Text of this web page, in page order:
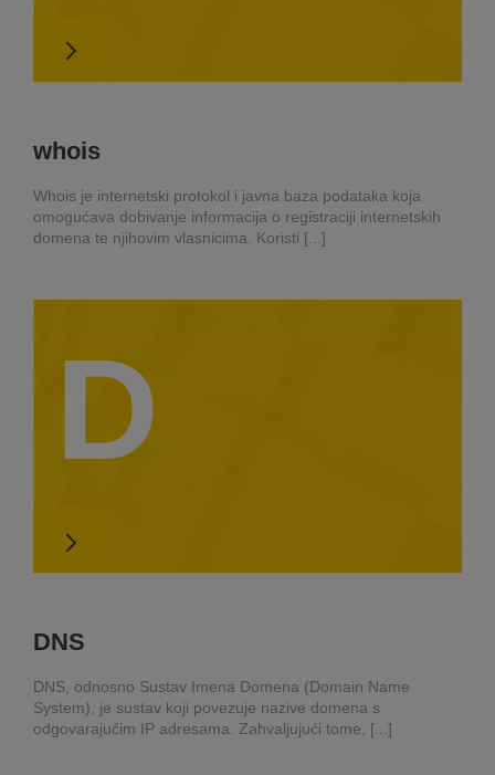
whois
Whois je internetski protokol i javna baza podataka koja
omogućava dobivanje informacija o registraciji internetskih
domena te njihovim vlasnicima. Koristi [...]
D
DNS
DNS, odnosno Sustav Imena Domena (Domain Name
System), je sustav koji povezuje nazive domena s
odgovarajućim IP adresama. Zahvaljujući tome, [...]